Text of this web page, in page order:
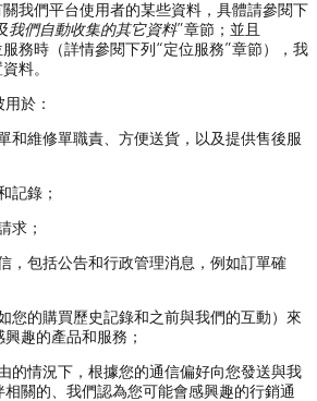
我們平台使用者的某些資料，具體請參閱下
我們自動收集的其它資料”章節；並且
務時（詳情參閱下列“定位服務”章節），我
料。
於：
修單職責、方便送貨，以及提供售後服
錄；
；
括公告和行政管理消息，例如訂單確
購買歷史記錄和之前與我們的互動）來
趣的產品和服務；
況下，根據您的通信偏好向您發送與我
關的、我們認為您可能會感興趣的行銷通